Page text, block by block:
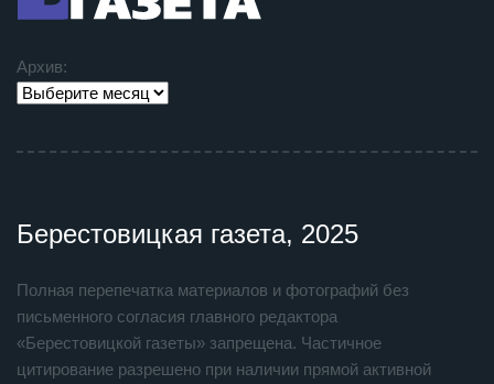
Архив:
Берестовицкая газета, 2025
Полная перепечатка материалов и фотографий без
письменного согласия главного редактора
«Берестовицкой газеты» запрещена. Частичное
цитирование разрешено при наличии прямой активной